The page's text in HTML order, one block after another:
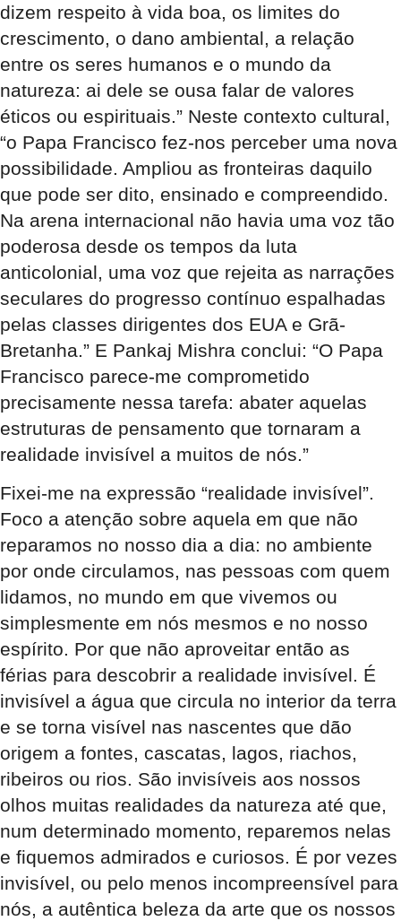
dizem respeito à vida boa, os limites do
crescimento, o dano ambiental, a relação
entre os seres humanos e o mundo da
natureza: ai dele se ousa falar de valores
éticos ou espirituais.” Neste contexto cultural,
“o Papa Francisco fez-nos perceber uma nova
possibilidade. Ampliou as fronteiras daquilo
que pode ser dito, ensinado e compreendido.
Na arena internacional não havia uma voz tão
poderosa desde os tempos da luta
anticolonial, uma voz que rejeita as narrações
seculares do progresso contínuo espalhadas
pelas classes dirigentes dos EUA e Grã-
Bretanha.” E Pankaj Mishra conclui: “O Papa
Francisco parece-me comprometido
precisamente nessa tarefa: abater aquelas
estruturas de pensamento que tornaram a
realidade invisível a muitos de nós.”
Fixei-me na expressão “realidade invisível”.
Foco a atenção sobre aquela em que não
reparamos no nosso dia a dia: no ambiente
por onde circulamos, nas pessoas com quem
lidamos, no mundo em que vivemos ou
simplesmente em nós mesmos e no nosso
espírito. Por que não aproveitar então as
férias para descobrir a realidade invisível. É
invisível a água que circula no interior da terra
e se torna visível nas nascentes que dão
origem a fontes, cascatas, lagos, riachos,
ribeiros ou rios. São invisíveis aos nossos
olhos muitas realidades da natureza até que,
num determinado momento, reparemos nelas
e fiquemos admirados e curiosos. É por vezes
invisível, ou pelo menos incompreensível para
nós, a autêntica beleza da arte que os nossos